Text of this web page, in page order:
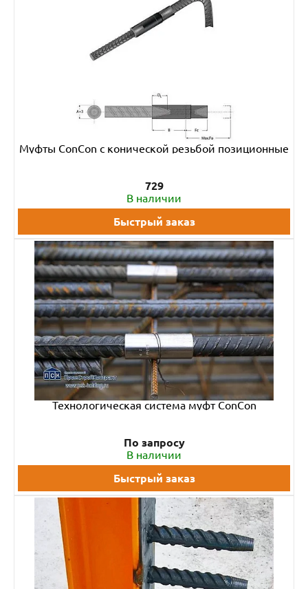
Муфты ConCon с конической резьбой позиционные
729
В наличии
Быстрый заказ
Технологическая система муфт ConCon
По запросу
В наличии
Быстрый заказ